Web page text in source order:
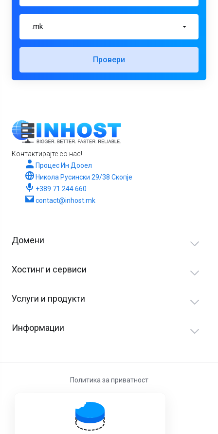
.mk
Провери
Контактирајте со нас!
Процес Ин Дооел
Никола Русински 29/38 Скопје
+389 71 244 660
contact@inhost.mk
Домени
Хостинг и сервиси
Услуги и продукти
Информации
Политика за приватност